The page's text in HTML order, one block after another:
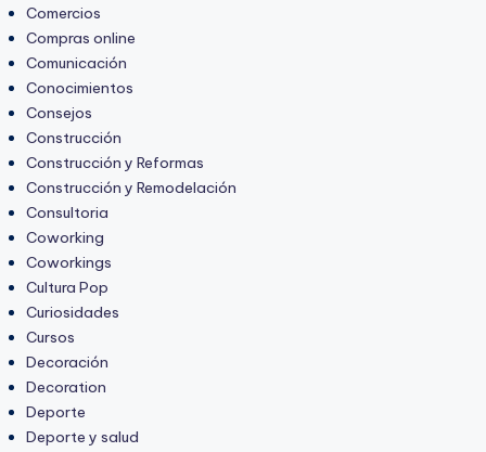
Comercios
Compras online
Comunicación
Conocimientos
Consejos
Construcción
Construcción y Reformas
Construcción y Remodelación
Consultoria
Coworking
Coworkings
Cultura Pop
Curiosidades
Cursos
Decoración
Decoration
Deporte
Deporte y salud